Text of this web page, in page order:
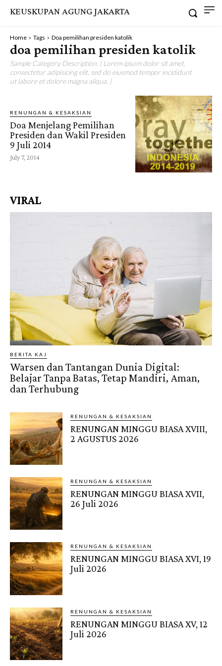
KEUSKUPAN AGUNG JAKARTA
Home Tags Doa pemilihan presiden katolik
doa pemilihan presiden katolik
Sample Category Description. ( Lorem ipsum dolor sit amet,
consectetur adipisicing elit, sed do eiusmod tempor incididunt
ut labore et dolore magna aliqua. )
RENUNGAN & KESAKSIAN
Doa Menjelang Pemilihan
Presiden dan Wakil Presiden
9 Juli 2014
July 7, 2014
VIRAL
BERITA KAJ
Warsen dan Tantangan Dunia Digital:
Belajar Tanpa Batas, Tetap Mandiri, Aman,
dan Terhubung
RENUNGAN & KESAKSIAN
RENUNGAN MINGGU BIASA XVIII,
2 AGUSTUS 2026
RENUNGAN & KESAKSIAN
RENUNGAN MINGGU BIASA XVII,
26 Juli 2026
RENUNGAN & KESAKSIAN
RENUNGAN MINGGU BIASA XVI, 19
Juli 2026
RENUNGAN & KESAKSIAN
RENUNGAN MINGGU BIASA XV, 12
Juli 2026